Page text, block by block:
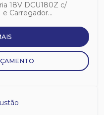
18V DCU180Z c/
Carregador...